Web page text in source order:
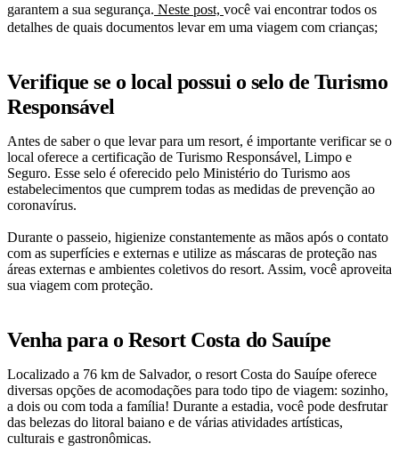
garantem a sua segurança. Neste post, você vai encontrar todos os
detalhes de quais documentos levar em uma viagem com crianças;
Verifique se o local possui o selo de Turismo
Responsável
Antes de saber o que levar para um resort, é importante verificar se o
local oferece a certificação de Turismo Responsável, Limpo e
Seguro. Esse selo é oferecido pelo Ministério do Turismo aos
estabelecimentos que cumprem todas as medidas de prevenção ao
coronavírus.
Durante o passeio, higienize constantemente as mãos após o contato
com as superfícies e externas e utilize as máscaras de proteção nas
áreas externas e ambientes coletivos do resort. Assim, você aproveita
sua viagem com proteção.
Venha para o Resort Costa do Sauípe
Localizado a 76 km de Salvador, o resort Costa do Sauípe oferece
diversas opções de acomodações para todo tipo de viagem: sozinho,
a dois ou com toda a família! Durante a estadia, você pode desfrutar
das belezas do litoral baiano e de várias atividades artísticas,
culturais e gastronômicas.